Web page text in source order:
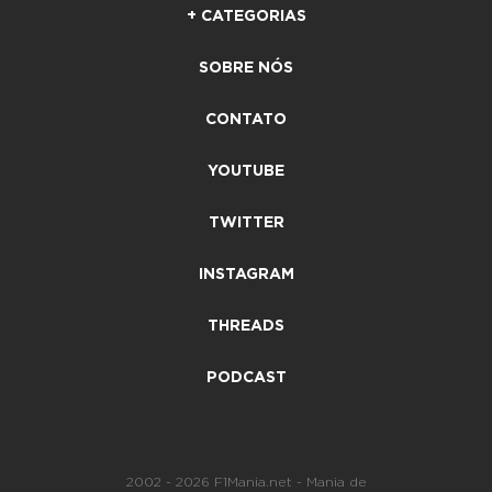
+ CATEGORIAS
SOBRE NÓS
CONTATO
YOUTUBE
TWITTER
INSTAGRAM
THREADS
PODCAST
2002 - 2026 F1Mania.net - Mania de